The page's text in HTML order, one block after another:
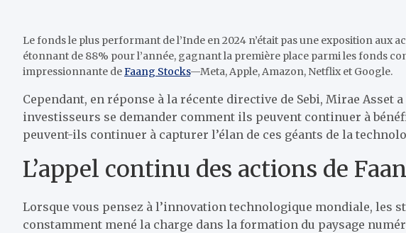
Le fonds le plus performant de l’Inde en 2024 n’était pas une exposition aux
étonnant de 88% pour l’année, gagnant la première place parmi les fonds
impressionnante deFaang Stocks—Meta, Apple, Amazon, Netflix et Google.
Cependant, en réponse à la récente directive de Sebi, Mirae
investisseurs se demander comment ils peuvent continuer à
peuvent-ils continuer à capturer l’élan de ces géants de la
L’appel continu des actions de
Lorsque vous pensez à l’innovation technologique mondiale, les
constamment mené la charge dans la formation du paysage